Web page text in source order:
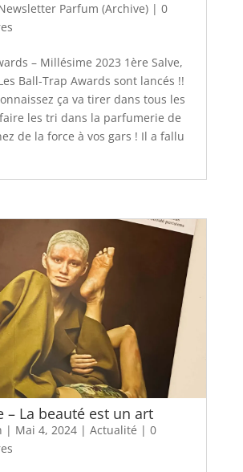
Parfum (Archive)| 0
– Millésime 2023 1ère Salve,
Ball-Trap Awards sont lancés !!
ça va tirer dans tous les
les tri dans la parfumerie de
de la force à vos gars ! Il a fallu
– La beauté est un art
| Mai 4, 2024| Actualité | 0